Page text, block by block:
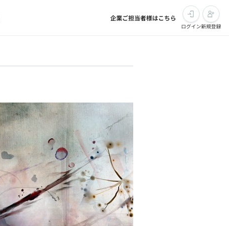
企業ご担当者様はこちら
ログイン新規登録